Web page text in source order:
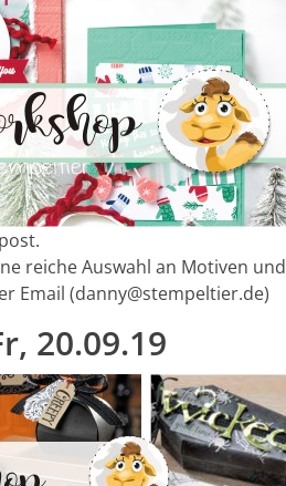
reiche Auswahl an Motiven und
Email (danny@stempeltier.de)
20.09.19